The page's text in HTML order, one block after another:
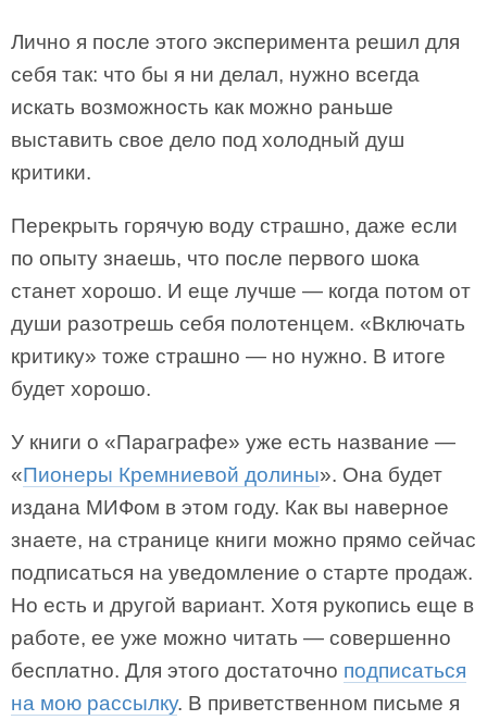
Лично я после этого эксперимента решил для
себя так: что бы я ни делал, нужно всегда
искать возможность как можно раньше
выставить свое дело под холодный душ
критики.
Перекрыть горячую воду страшно, даже если
по опыту знаешь, что после первого шока
станет хорошо. И еще лучше — когда потом от
души разотрешь себя полотенцем. «Включать
критику» тоже страшно — но нужно. В итоге
будет хорошо.
У книги о «Параграфе» уже есть название —
«Пионеры Кремниевой долины». Она будет
издана МИФом в этом году. Как вы наверное
знаете, на странице книги можно прямо сейчас
подписаться на уведомление о старте продаж.
Но есть и другой вариант. Хотя рукопись еще в
работе, ее уже можно читать — совершенно
бесплатно. Для этого достаточно подписаться
на мою рассылку. В приветственном письме я